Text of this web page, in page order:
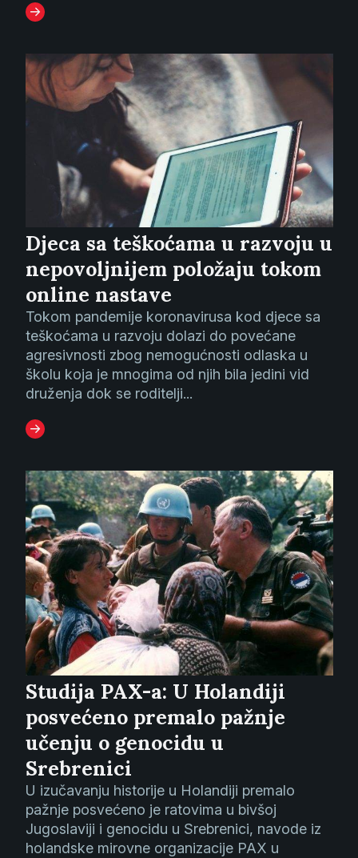
Djeca sa teškoćama u razvoju u
nepovoljnijem položaju tokom
online nastave
Tokom pandemije koronavirusa kod djece sa
teškoćama u razvoju dolazi do povećane
agresivnosti zbog nemogućnosti odlaska u
školu koja je mnogima od njih bila jedini vid
druženja dok se roditelji...
Studija PAX-a: U Holandiji
posvećeno premalo pažnje
učenju o genocidu u
Srebrenici
U izučavanju historije u Holandiji premalo
pažnje posvećeno je ratovima u bivšoj
Jugoslaviji i genocidu u Srebrenici, navode iz
holandske mirovne organizacije PAX u